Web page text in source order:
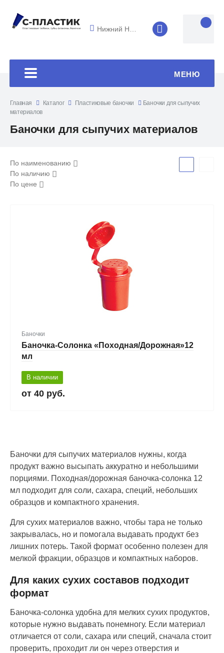
Нижний Новгород 8 (4852) 33-
МЕНЮ
Главная Каталог Пластиковые баночки
Баночки для сыпучих
материалов
Баночки для сыпучих материалов
По наименованию
По наличию
По цене
Баночки
Баночка-Солонка «Походная/Дорожная»12
мл
В наличии
40 руб.
Баночки для сыпучих материалов нужны, когда
продукт важно высыпать аккуратно и небольшими
порциями. Походная/дорожная баночка-солонка 12
мл подходит для соли, сахара, специй, небольших
образцов и компактного хранения.
Для сухих материалов важно, чтобы тара не только
закрывалась, но и помогала выдавать продукт без
лишних потерь. Такой формат особенно полезен для
мелкой фракции, образцов и компактных наборов.
Для каких сухих составов подходит
формат
Баночка-солонка удобна для мелких сухих продуктов,
которые нужно выдавать понемногу. Если материал
отличается от соли, сахара или специй, сначала стоит
проверить, проходит ли он через отверстия и